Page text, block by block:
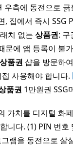
우측에 동전으로
, 집에서 즉시 SSG
치 없는 상품권: 구
문에 앱 등록이 불
상품권 샵을 방문하
사용해야 합니다.
품권 1만원권 SSG
가치를 디지털 화폐
니다. (1) PIN 번호
램을 동전으로 살